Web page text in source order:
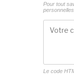
Pour tout
Le code